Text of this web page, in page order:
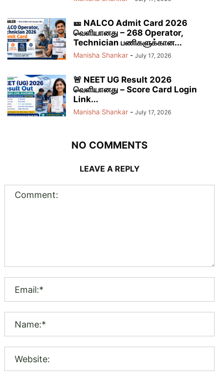
🎫 NALCO Admit Card 2026
வெளியானது – 268 Operator,
Technician பணிகளுக்கான...
Manisha Shankar - July 17, 2026
🚨 NEET UG Result 2026
வெளியானது – Score Card Login
Link...
Manisha Shankar - July 17, 2026
NO COMMENTS
LEAVE A REPLY